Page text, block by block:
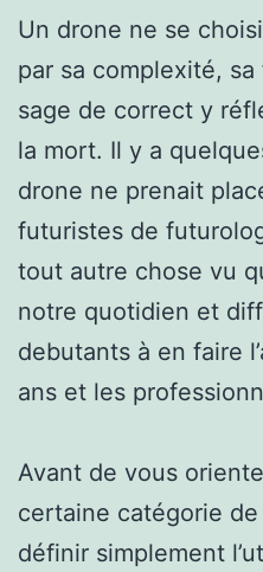
Un drone ne se
par sa complexité,
sage de correct y
la mort. Il y a
drone ne prenait
futuristes de
tout autre chose vu
notre quotidien et
debutants à en faire
ans et les
Avant de vous
certaine catégorie
définir simplement